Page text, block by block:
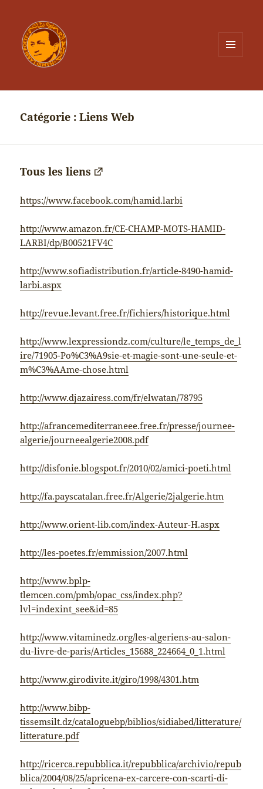
Catégorie :Liens Web
Tous les liens
https://www.facebook.com/hamid.larbi
http://www.amazon.fr/CE-CHAMP-MOTS-HAMID-
LARBI/dp/B00521FV4C
http://www.sofiadistribution.fr/article-8490-hamid-
larbi.aspx
http://revue.levant.free.fr/fichiers/historique.html
http://www.lexpressiondz.com/culture/le_temps_de_l
ire/71905-Po%C3%A9sie-et-magie-sont-une-seule-et-
m%C3%AAme-chose.html
http://www.djazairess.com/fr/elwatan/78795
http://afrancemediterraneee.free.fr/presse/journee-
algerie/journeealgerie2008.pdf
http://disfonie.blogspot.fr/2010/02/amici-poeti.html
http://fa.payscatalan.free.fr/Algerie/2jalgerie.htm
http://www.orient-lib.com/index-Auteur-H.aspx
http://les-poetes.fr/emmission/2007.html
http://www.bplp-
tlemcen.com/pmb/opac_css/index.php?
lvl=indexint_see&id=85
http://www.vitaminedz.org/les-algeriens-au-salon-
du-livre-de-paris/Articles_15688_224664_0_1.html
http://www.girodivite.it/giro/1998/4301.htm
http://www.bibp-
tissemsilt.dz/cataloguebp/biblios/sidiabed/litterature/
litterature.pdf
http://ricerca.repubblica.it/repubblica/archivio/repub
blica/2004/08/25/apricena-ex-carcere-con-scarti-di-